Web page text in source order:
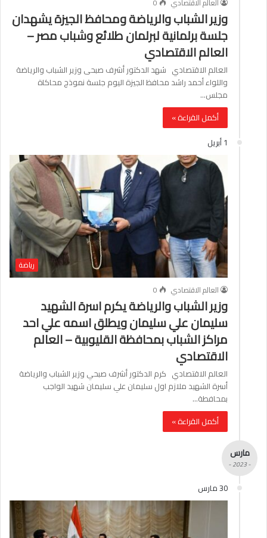
وزير الشباب والرياضة ومحافظ الجيزة يشهدان
جلسة برلمانية لبرلمان طلائع وشباب مصر –
العالم الاقتصادي
العالم الاقتصادي شهد الدكتور أشرف صبحى وزير الشباب والرياضة
واللواء أحمد راشد محافظ الجيزة اليوم جلسة نموذج محاكاة
مجلس…
أكمل القراءة »
1 أبريل
رياضة
العالم الاقتصادي
0
وزير الشباب والرياضة يكرم اسرة الشهيد
سليمان علي سليمان ويطلق اسمه علي احد
مراكز الشباب بمحافظة القليوبية – العالم
الاقتصادي
العالم الاقتصادي كرم الدكتور أشرف صبحي وزير الشباب والرياضة
أسرة الشهيد ملازم اول سليمان علي سليمان شهيد الواجب
بمحافطة…
أكمل القراءة »
مارس
- 2023 -
30 مارس